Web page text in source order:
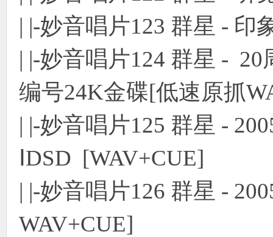
| |-妙音唱片123 群星 - 印
| |-妙音唱片124 群星 -
编号24K金碟[低速原抓
| |-妙音唱片125 群星 -
ⅠDSD [WAV+CUE]
| |-妙音唱片126 群星 -
WAV+CUE]